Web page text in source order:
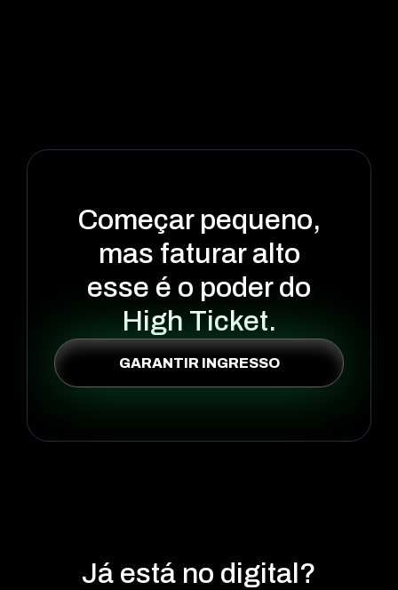
Começar pequeno,
mas faturar alto
esse é o poder do
High Ticket.
GARANTIR INGRESSO
Já está no digital?